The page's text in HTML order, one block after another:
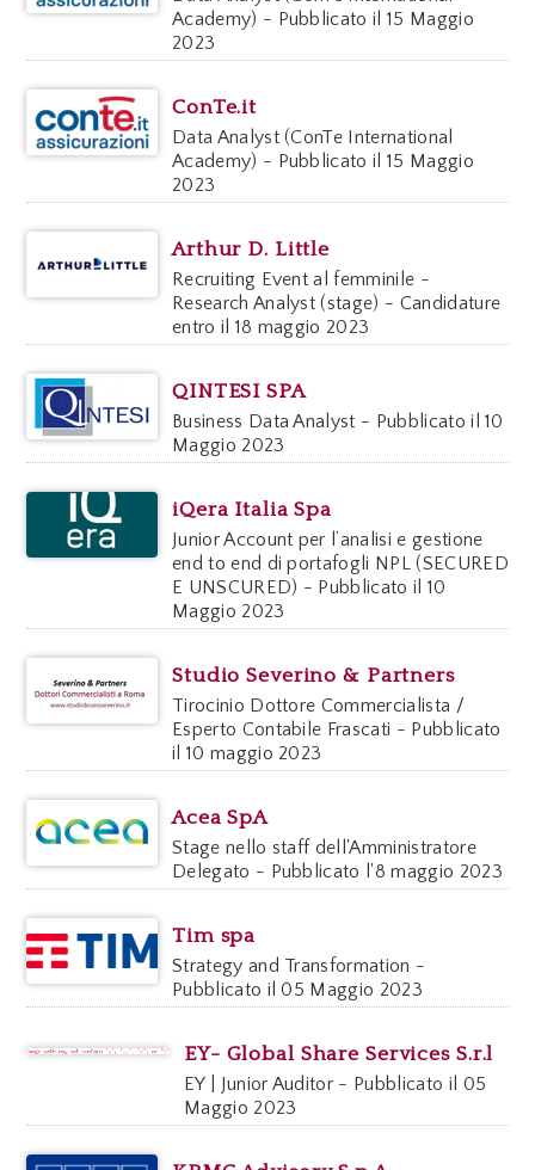
Academy) - Pubblicato il 15 Maggio
2023
ConTe.it
Data Analyst (ConTe International
Academy) - Pubblicato il 15 Maggio
2023
Arthur D. Little
Recruiting Event al femminile -
Research Analyst (stage) - Candidature
entro il 18 maggio 2023
QINTESI SPA
Business Data Analyst - Pubblicato il 10
Maggio 2023
iQera Italia Spa
Junior Account per l’analisi e gestione
end to end di portafogli NPL (SECURED
E UNSCURED) - Pubblicato il 10
Maggio 2023
Studio Severino & Partners
Tirocinio Dottore Commercialista /
Esperto Contabile Frascati - Pubblicato
il 10 maggio 2023
Acea SpA
Stage nello staff dell'Amministratore
Delegato - Pubblicato l'8 maggio 2023
Tim spa
Strategy and Transformation -
Pubblicato il 05 Maggio 2023
EY- Global Share Services S.r.l
EY | Junior Auditor - Pubblicato il 05
Maggio 2023